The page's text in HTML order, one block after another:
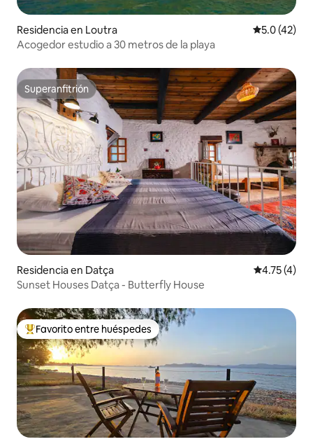
Residencia en Loutra Calificación
5.0 (42)
Acogedor estudio a 30 metros de la playa
Superanfitrión
Superanfitrión
Residencia en Datça Calificación
4.75 (4)
Sunset Houses Datça - Butterfly House
De los mejores en Favorito entre huéspedes
Favorito entre huéspedes